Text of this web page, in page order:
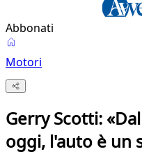
Abbonati
Motori
Gerry Scotti:
oggi, l'auto è un